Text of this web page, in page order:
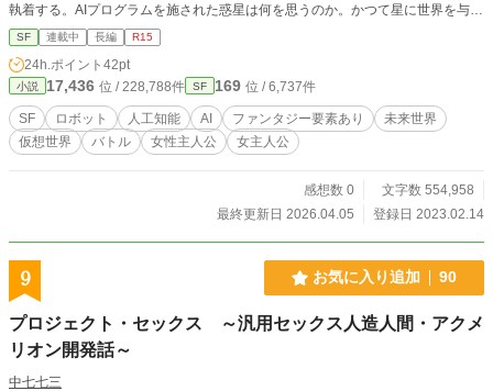
執着する。AIプログラムを施された惑星は何を思うのか。かつて星に世界を与え
たと言われる巨大機体【タイタン号】とともに、レジスタンスの少女【レオ・キ
ャンソン】は戦地へと赴く。そして遠く、長く、険しい旅路が彼らを襲う…。
多種多様なロボットを駆使し、人工惑星を駆け抜ける超未来ロボットSF冒険
譚！ ※注記を必ず一読してから閲覧してください。
SF 連載中 長編 R15
24h.ポイント 42pt
小説 17,436 位 / 228,788件 SF 169 位 / 6,737件
SF ロボット 人工知能 AI ファンタジー要素あり
未来世界
仮想世界
バトル 女性主人公 女主人公
感想数 0
文字数 554,958
最終更新日 2026.04.05
登録日 2023.02.14
9 お気に入り追加 90
プロジェクト・セックス ～汎用セックス人造人間・アクメ
リオン開発話～
中七七三